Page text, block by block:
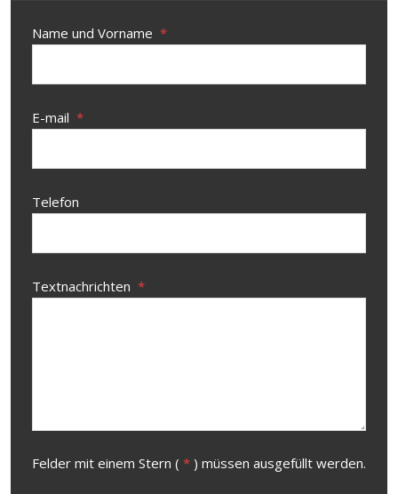
Name und Vorname *
E-mail *
Telefon
Textnachrichten *
Felder mit einem Stern ( * ) müssen ausgefüllt werden.